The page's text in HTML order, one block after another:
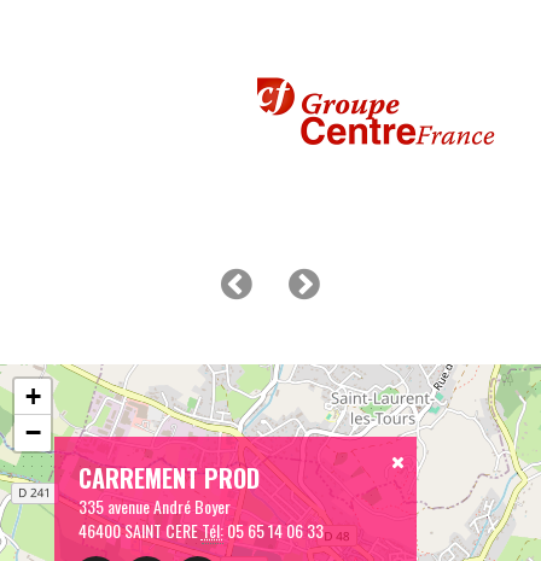
CARREMENT PROD
335 avenue André Boyer
46400 SAINT CERETél:05 65 14 06 33
+
−